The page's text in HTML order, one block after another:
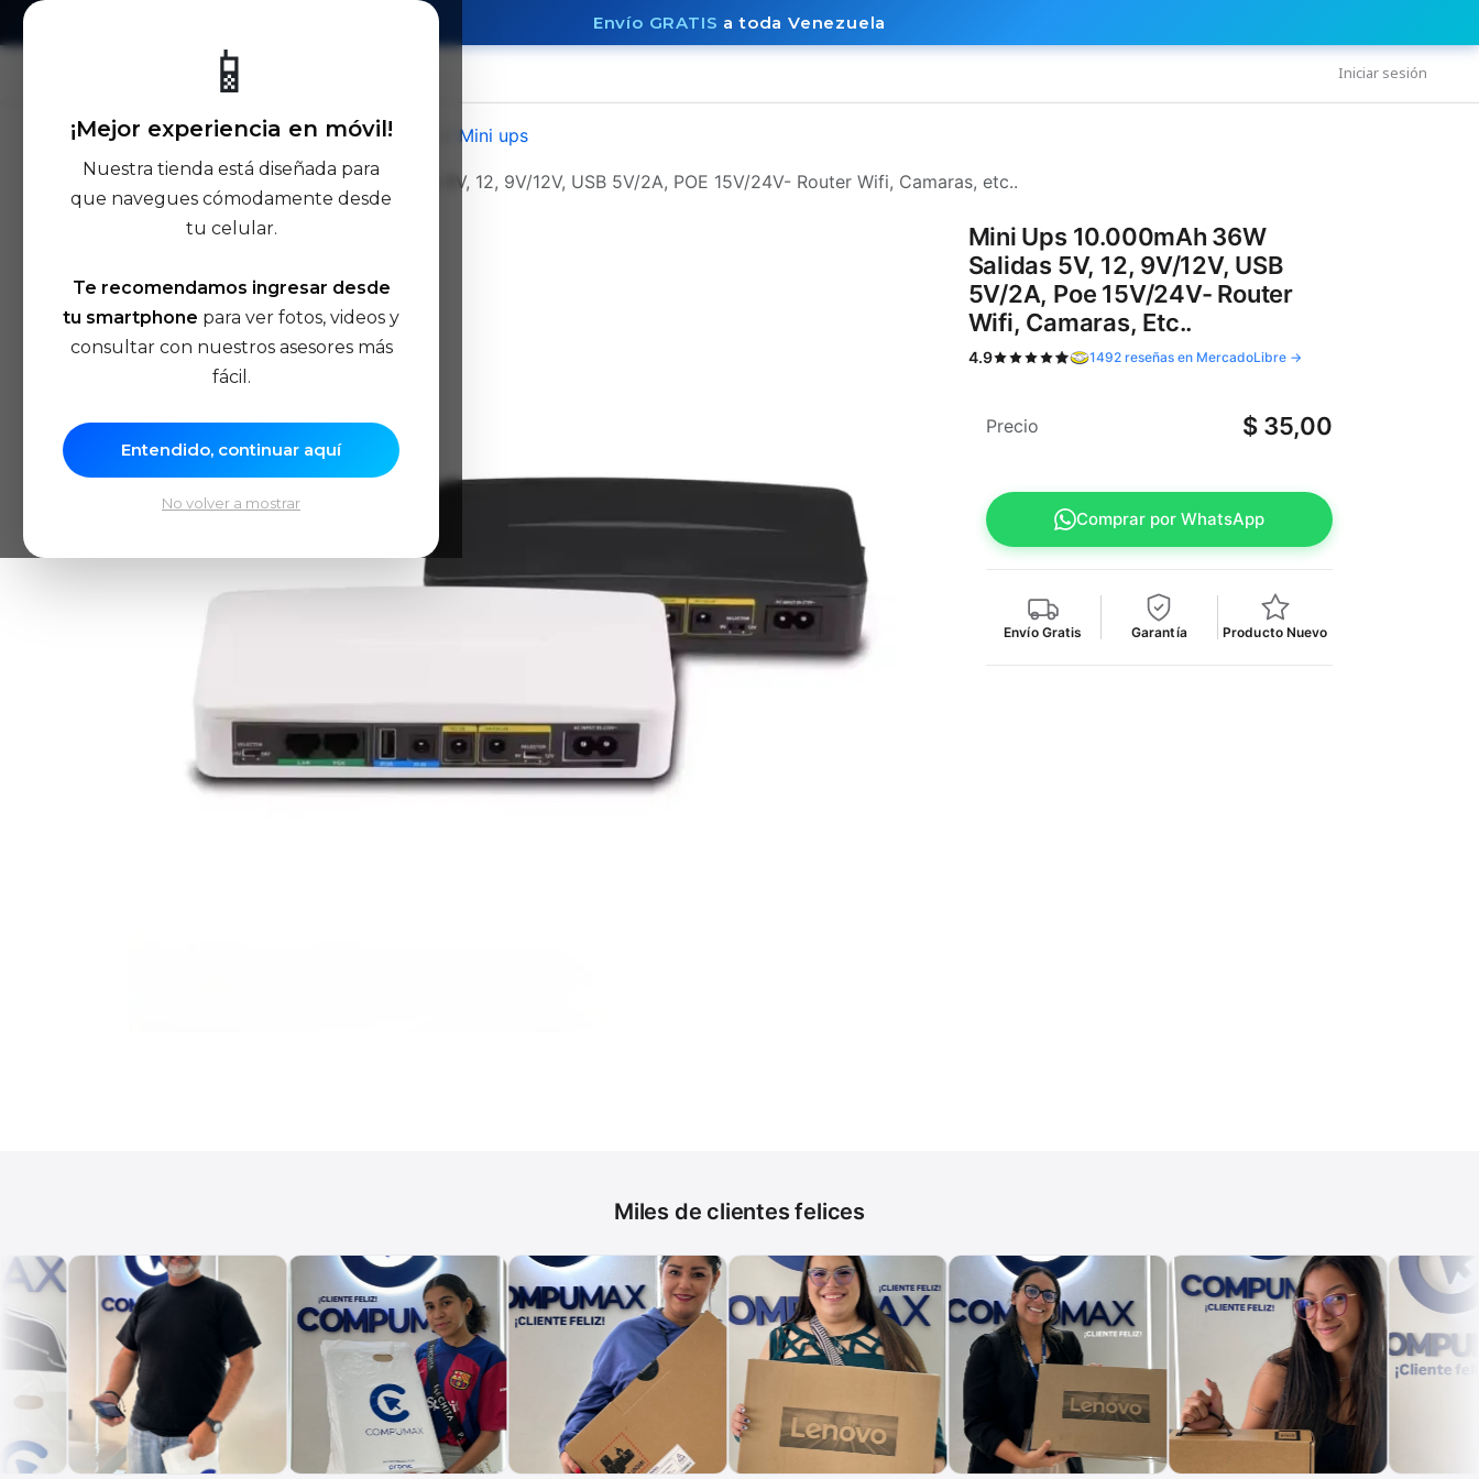
📱
¡Mejor experiencia en móvil!
Nuestra tienda está diseñada para
que navegues cómodamente desde
tu celular.
Te recomendamos ingresar desde
tu smartphone para ver fotos, videos y
consultar con nuestros asesores más
fácil.
Entendido, continuar aquí
No volver a mostrar
Envío GRATIS a toda Venezuela
Iniciar sesión
Todos los productos UPS/Baterías Mini ups
MINI UPS 10.000mAh 36W Salidas 5V, 12, 9V/12V, USB 5V/2A, POE 15V/24V- Router Wifi, Camaras, etc..
Mini Ups 10.000mAh 36W
Salidas 5V, 12, 9V/12V, USB
5V/2A, Poe 15V/24V- Router
Wifi, Camaras, Etc..
4.9 1492 reseñas en MercadoLibre →
Comprar por WhatsApp
Envío Gratis Garantía Producto Nuevo
Precio $ 35,00
Miles de clientes felices